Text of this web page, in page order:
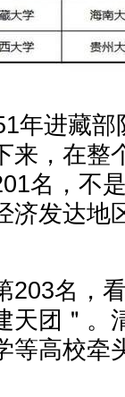
年进藏
来，在整
名，不
济发达
203名，
天团＂。
等高校牵